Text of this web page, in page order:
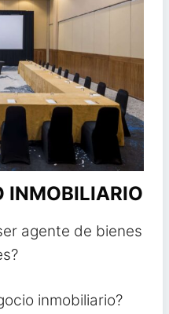
INMOBILIARIO
agente de bienes
inmobiliario?